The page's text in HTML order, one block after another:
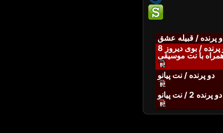
پرنده / قبیله عشق
پرنده / بوی دیروز 8
با نت موسیقی
دو پرنده / نت پیانو
دو پرنده 2 / نت پیانو